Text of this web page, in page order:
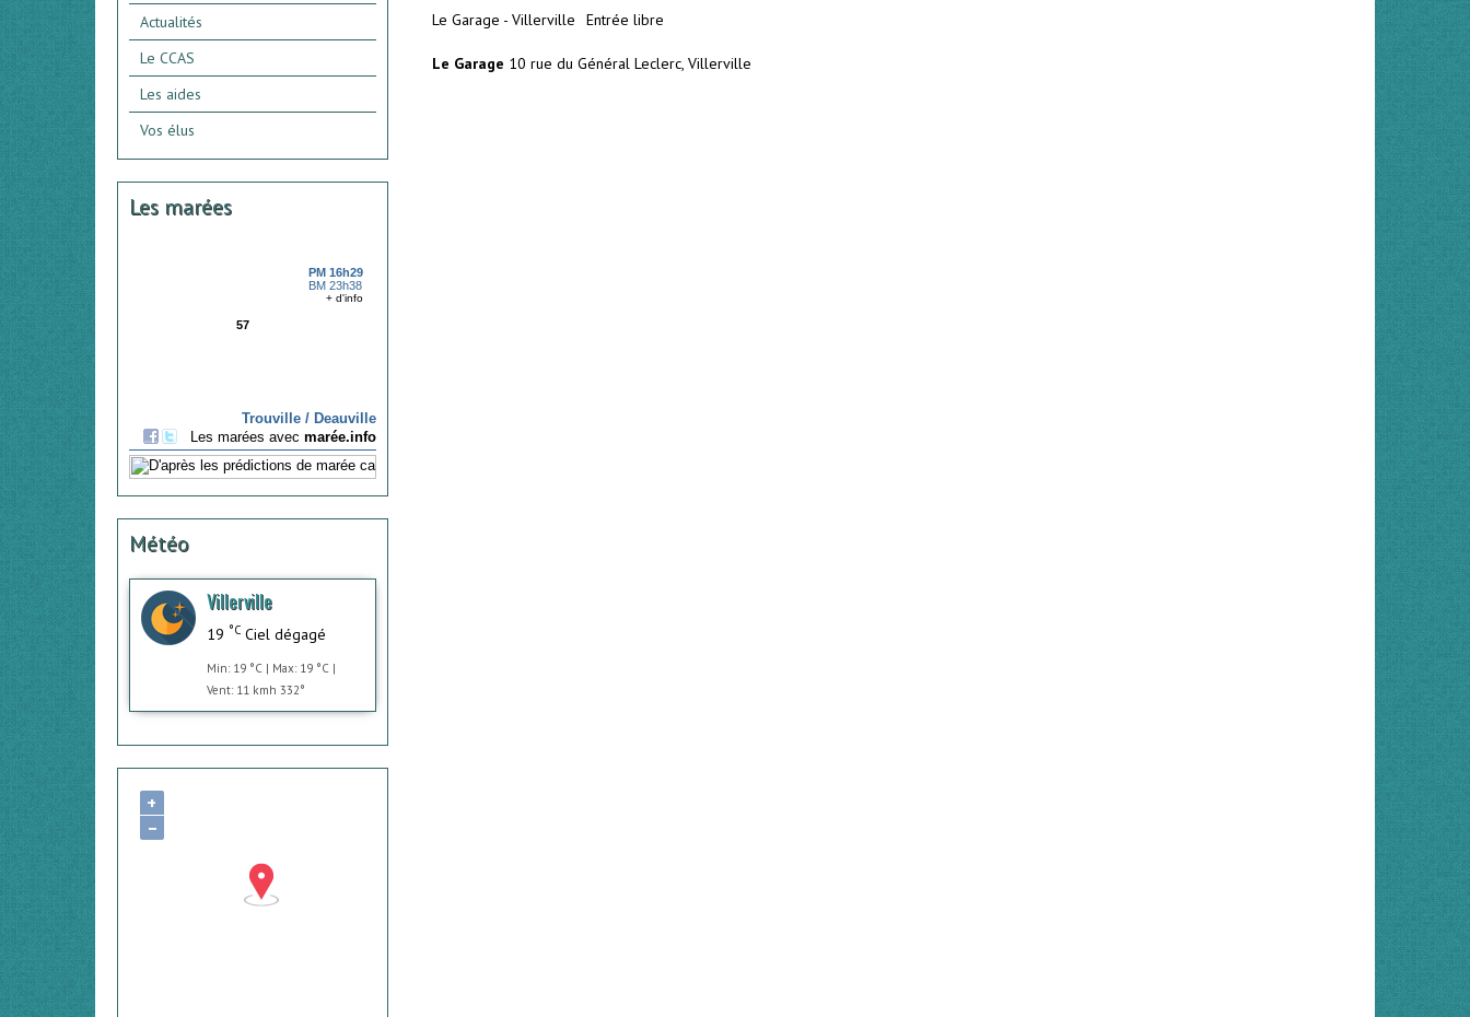
Le Garage - Villerville Entrée libre
Le Garage 10 rue du Général Leclerc, Villerville
Actualités
Le CCAS
Les aides
Vos élus
Les marées
Météo
Villerville
19 °C Ciel dégagé
Min: 19 °C | Max: 19 °C |
Vent: 11 kmh 332°
+
−